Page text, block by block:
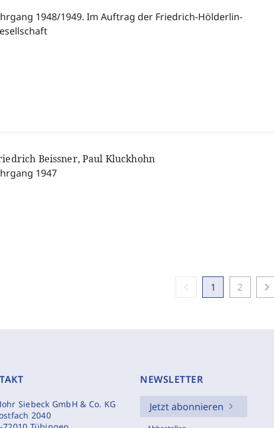
1948/1949. Im Auftrag der Friedrich-Hölderlin-
Beissner, Paul Kluckhohn
1947
1 2 chevron_right
Siebeck GmbH & Co. KG
2040
NEWSLETTER
Jetzt abonnieren